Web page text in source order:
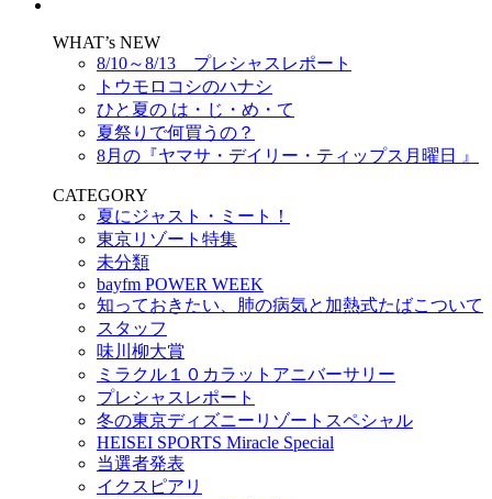
WHAT’s NEW
8/10～8/13 プレシャスレポート
トウモロコシのハナシ
ひと夏の は・じ・め・て
夏祭りで何買うの？
8月の『ヤマサ・デイリー・ティップス月曜日 』
CATEGORY
夏にジャスト・ミート！
東京リゾート特集
未分類
bayfm POWER WEEK
知っておきたい、肺の病気と加熱式たばこついて
スタッフ
味川柳大賞
ミラクル１０カラットアニバーサリー
プレシャスレポート
冬の東京ディズニーリゾートスペシャル
HEISEI SPORTS Miracle Special
当選者発表
イクスピアリ